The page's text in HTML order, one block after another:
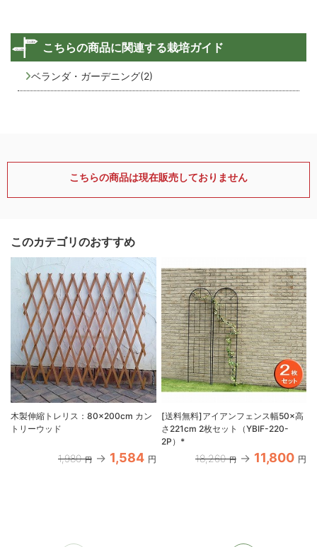
こちらの商品に関連する栽培ガイド
ベランダ・ガーデニング(2)
こちらの商品は現在販売しておりません
このカテゴリのおすすめ
木製伸縮トレリス：80×200cm カン
トリーウッド
1,980 円 1,584 円
[送料無料]アイアンフェンス幅50×高
さ221cm 2枚セット（YBIF-220-
2P）*
18,260 円 11,800 円